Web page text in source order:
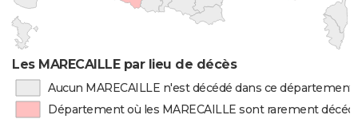
Les MARECAILLE par lieu de décès
Aucun MARECAILLE n'est décédé dans ce département
Département où les MARECAILLE sont rarement